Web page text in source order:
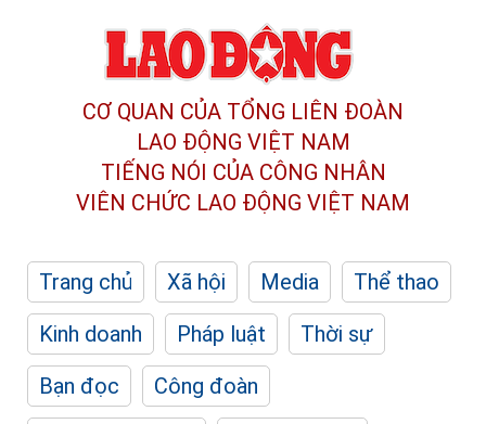
CƠ QUAN CỦA TỔNG LIÊN ĐOÀN
LAO ĐỘNG VIỆT NAM
TIẾNG NÓI CỦA CÔNG NHÂN
VIÊN CHỨC LAO ĐỘNG VIỆT NAM
Trang chủ Xã hội Media
Thể thao
Kinh doanh
Pháp luật
Thời sự
Bạn đọc
Công đoàn